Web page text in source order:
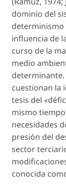
dominio del
determinismo
influencia de
curso de la
medio
cuestionan la
tesis del
mismo
necesidades
presión del
sector
conocida